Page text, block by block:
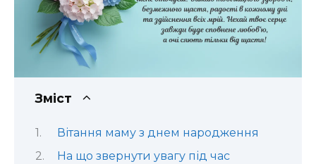
Зміст
Вітання маму з днем народження
На що звернути увагу під час